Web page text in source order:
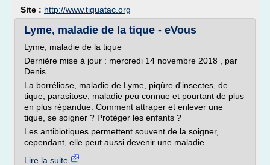
Site : http://www.tiquatac.org
Lyme, maladie de la tique - eVous
Lyme, maladie de la tique
Dernière mise à jour : mercredi 14 novembre 2018 , par
Denis
La borréliose, maladie de Lyme, piqûre d'insectes, de
tique, parasitose, maladie peu connue et pourtant de plus
en plus répandue. Comment attraper et enlever une
tique, se soigner ? Protéger les enfants ?
Les antibiotiques permettent souvent de la soigner,
cependant, elle peut aussi devenir une maladie...
Lire la suite